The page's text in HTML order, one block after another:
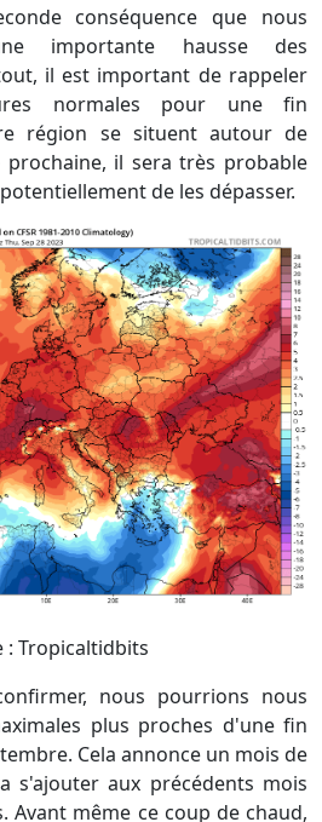
conséquence que nous
importante hausse des
il est important de rappeler
normales pour une fin
région se situent autour de
prochaine, il sera très probable
de les dépasser.
: Tropicaltidbits
plus proches d'une fin
Cela annonce un mois de
s'ajouter aux précédents mois
Avant même ce coup de chaud,